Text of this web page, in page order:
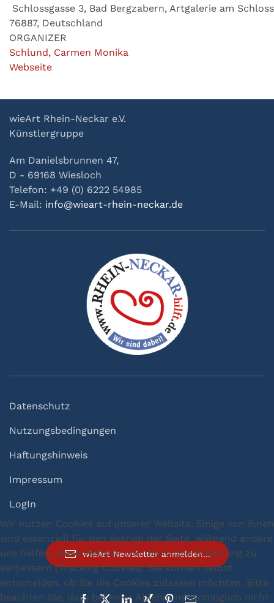
Schlossgasse 3, Bad Bergzabern, Artgalerie am Schloss
76887, Deutschland
ORGANIZER
Schlund, Carmen Monika
Webseite
wieArt Rhein-Neckar e.V.
Künstlergruppe
Am Danielsbrunnen 47,
D - 69168 Wiesloch
Telefon: +49 (0) 6222 54985
E-Mail: info@wieart-rhein-neckar.de
Datenschutz
Nutzungsbedingungen
Haftungshinweis
Impressum
LogIn
wieArt Newsletter anmelden...
Wir nutzen Cookies auf unserer Website. Einige von ihnen
sind essenziell für den Betrieb der Seite, während andere
uns helfen, diese Website und die Nutzererfahrung zu
verbessern (Tracking Cookies). Sie können selbst
entscheiden, ob Sie die Cookies zulassen möchten. Bitte
beachten Sie, dass bei einer Ablehnung womöglich nicht